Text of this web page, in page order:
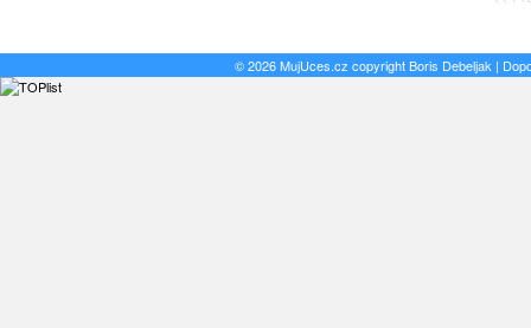
© 2026 MujUces.cz copyrightBoris Debeljak |